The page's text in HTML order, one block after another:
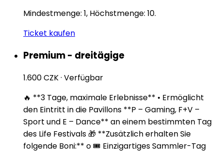
Mindestmenge: 1, Höchstmenge: 10.
Ticket kaufen
Premium - dreitägige
1.600 CZK· Verfügbar
🔥 **3 Tage, maximale Erlebnisse** • Ermöglicht
den Eintritt in die Pavillons **P – Gaming, F+V –
Sport und E – Dance** an einem bestimmten Tag
des Life Festivals 🎁 **Zusätzlich erhalten Sie
folgende Boni:** o 🎟️ Einzigartiges Sammler-Tag